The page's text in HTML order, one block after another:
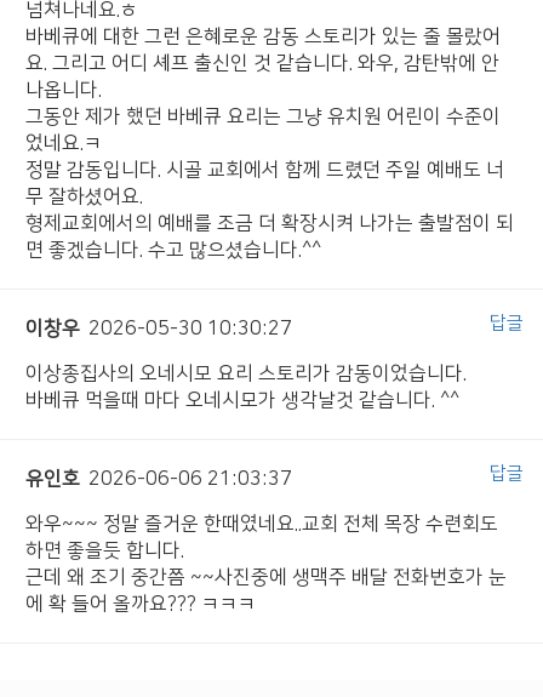
넘쳐나네요.ㅎ
바베큐에 대한 그런 은혜로운 감동 스토리가 있는 줄 몰랐어
요. 그리고 어디 셰프 출신인 것 같습니다. 와우, 감탄밖에 안
나옵니다.
그동안 제가 했던 바베큐 요리는 그냥 유치원 어린이 수준이
었네요.ㅋ
정말 감동입니다. 시골 교회에서 함께 드렸던 주일 예배도 너
무 잘하셨어요.
형제교회에서의 예배를 조금 더 확장시켜 나가는 출발점이 되
면 좋겠습니다. 수고 많으셨습니다.^^
이창우 2026-05-30 10:30:27
이상종집사의 오네시모 요리 스토리가 감동이었습니다.
바베큐 먹을때 마다 오네시모가 생각날것 같습니다. ^^
답글
유인호 2026-06-06 21:03:37
와우~~~ 정말 즐거운 한때였네요..교회 전체 목장 수련회도
하면 좋을듯 합니다.
근데 왜 조기 중간쯤 ~~사진중에 생맥주 배달 전화번호가 눈
에 확 들어 올까요??? ㅋㅋㅋ
답글